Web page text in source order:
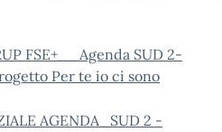
FSE+__Agenda SUD 2-
Per te io ci sono
AGENDA_SUD 2 -